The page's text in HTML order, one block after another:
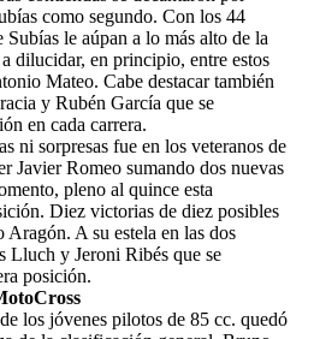
como segundo. Con los 44
le aúpan a lo más alto de la
dilucidar, en principio, entre estos
Mateo. Cabe destacar también
y Rubén García que se
en cada carrera.
ni sorpresas fue en los veteranos de
Javier Romeo sumando dos nuevas
pleno al quince esta
Diez victorias de diez posibles
A su estela en las dos
Lluch y Jeroni Ribés que se
posición.
los jóvenes pilotos de 85 cc. quedó